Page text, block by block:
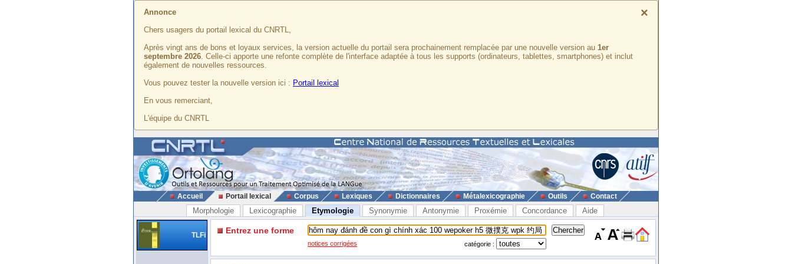
×
Annonce
Chers usagers du portail lexical du CNRTL,
Après vingt ans de bons et loyaux services, la version actuelle du portail sera prochainement remplacée par une nouvelle version au 1er
septembre 2026. Celle-ci apporte une refonte complète de l'interface adaptée à tous les supports (ordinateurs, tablettes, smartphones) et inclut
également de nouvelles ressources.
Vous pouvez tester la nouvelle version ici : Portail lexical
En vous remerciant,
L'équipe du CNRTL
Accueil Portail lexical Corpus Lexiques Dictionnaires Métalexicographie Outils Contact
Morphologie Lexicographie Etymologie Synonymie Antonymie Proxémie Concordance Aide
TLFi Entrez une forme
notices corrigées catégorie :